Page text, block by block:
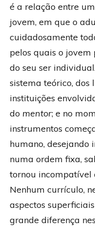
é a relação entre
jovem, em que o
cuidadosamente
pelos quais o
do seu ser
sistema teórico, dos
instituições
do mentor; e no
instrumentos
humano, desejando
numa ordem fixa,
tornou incompatível
Nenhum currículo,
aspectos
grande diferença